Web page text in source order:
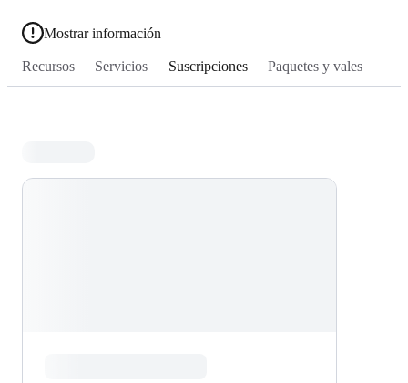
Mostrar información
Recursos Servicios Suscripciones Paquetes y vales